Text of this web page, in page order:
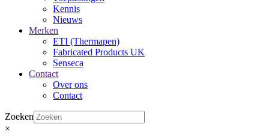
Kennis
Nieuws
Merken
ETI (Thermapen)
Fabricated Products UK
Senseca
Contact
Over ons
Contact
Zoeken
×